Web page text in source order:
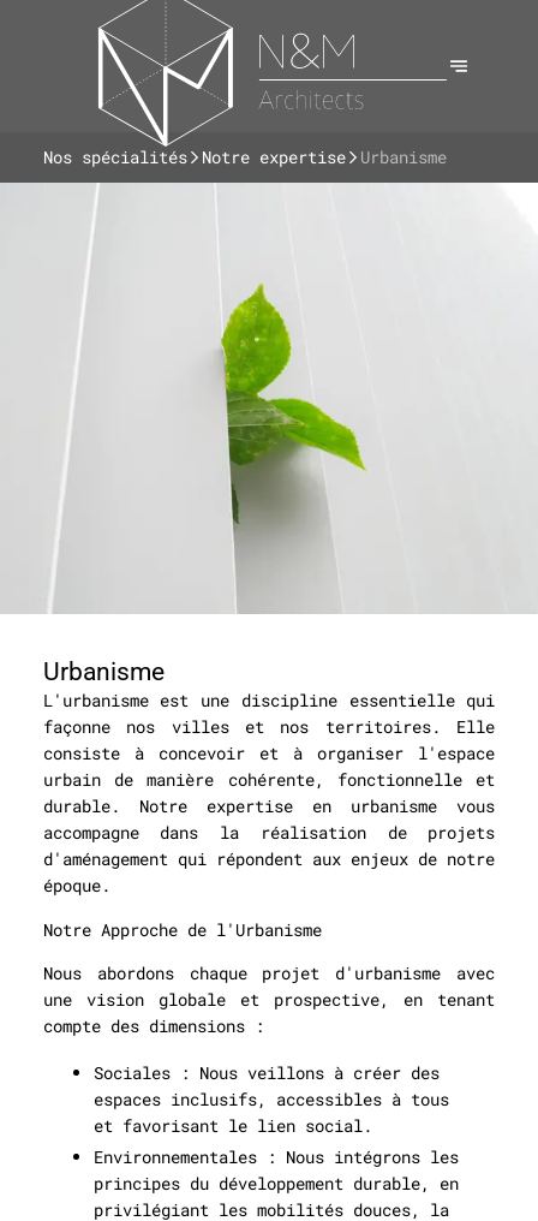
Nos spécialités Notre expertise Urbanisme
Urbanisme
L'urbanisme est une discipline essentielle qui
façonne nos villes et nos territoires. Elle
consiste à concevoir et à organiser l'espace
urbain de manière cohérente, fonctionnelle et
durable. Notre expertise en urbanisme vous
accompagne dans la réalisation de projets
d'aménagement qui répondent aux enjeux de notre
époque.
Notre Approche de l'Urbanisme
Nous abordons chaque projet d'urbanisme avec
une vision globale et prospective, en tenant
compte des dimensions :
Sociales : Nous veillons à créer des
espaces inclusifs, accessibles à tous
et favorisant le lien social.
Environnementales : Nous intégrons les
principes du développement durable, en
privilégiant les mobilités douces, la